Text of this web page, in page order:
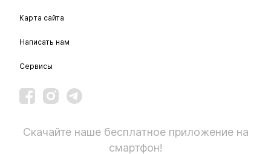
Карта сайта
Написать нам
Сервисы
Скачайте наше бесплатное приложение на
смартфон!